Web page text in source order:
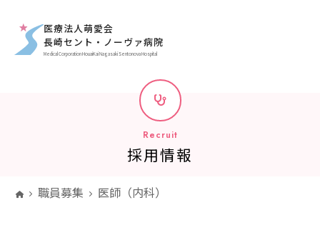
医療法人萌愛会
長崎セント・ノーヴァ病院
Medical Corporation HouaiKai Nagasaki Sentonova Hospital
Recruit
採用情報
職員募集 医師（内科）